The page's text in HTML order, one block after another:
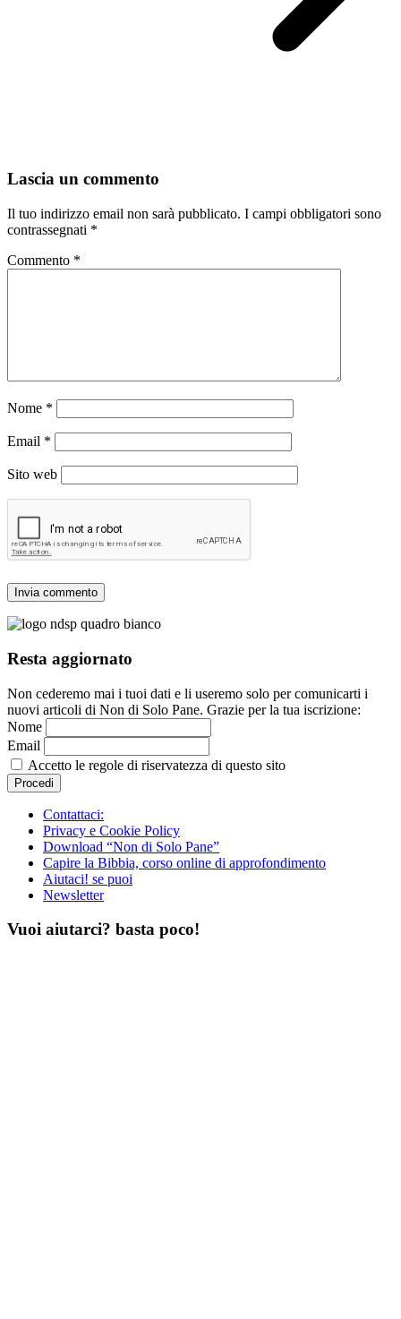
Lascia un commento
Il tuo indirizzo email non sarà pubblicato. I campi obbligatori sono
contrassegnati *
Commento *
Nome *
Email *
Sito web
Resta aggiornato
Non cederemo mai i tuoi dati e li useremo solo per comunicarti i
nuovi articoli di Non di Solo Pane. Grazie per la tua iscrizione:
Nome
Email
Accetto le regole di riservatezza di questo sito
Contattaci:
Privacy e Cookie Policy
Download “Non di Solo Pane”
Capire la Bibbia, corso online di approfondimento
Aiutaci! se puoi
Newsletter
Vuoi aiutarci? basta poco!